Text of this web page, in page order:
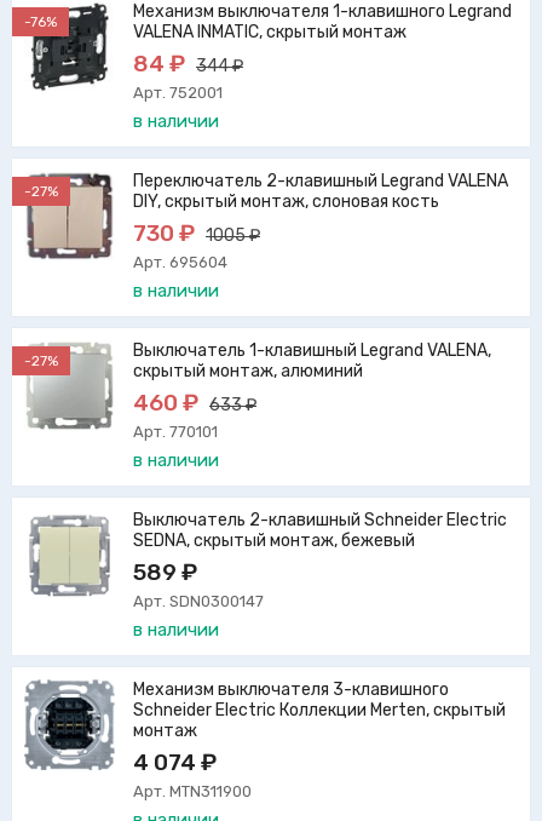
-76%
Механизм выключателя 1-клавишного Legrand
VALENA INMATIC, скрытый монтаж
84 ₽ 344 ₽
Арт. 752001
в наличии
-27%
Переключатель 2-клавишный Legrand VALENA
DIY, скрытый монтаж, слоновая кость
730 ₽ 1005 ₽
Арт. 695604
в наличии
-27%
Выключатель 1-клавишный Legrand VALENA,
скрытый монтаж, алюминий
460 ₽ 633 ₽
Арт. 770101
в наличии
Выключатель 2-клавишный Schneider Electric
SEDNA, скрытый монтаж, бежевый
589 ₽
Арт. SDN0300147
в наличии
Механизм выключателя 3-клавишного
Schneider Electric Коллекции Merten, скрытый
монтаж
4 074 ₽
Арт. MTN311900